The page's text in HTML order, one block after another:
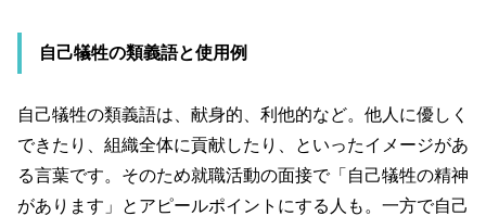
自己犠牲の類義語と使用例
自己犠牲の類義語は、献身的、利他的など。他人に優しく
できたり、組織全体に貢献したり、といったイメージがあ
る言葉です。そのため就職活動の面接で「自己犠牲の精神
があります」とアピールポイントにする人も。一方で自己